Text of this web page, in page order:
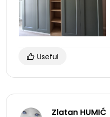
Useful
Zlatan HUMIĆ